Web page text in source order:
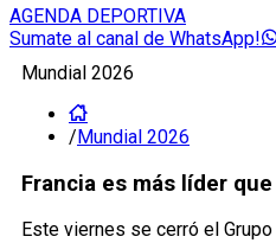
AGENDA DEPORTIVA
Sumate al canal de WhatsApp!
Mundial 2026
/Mundial 2026
Francia es más líder
Este viernes se cerró el